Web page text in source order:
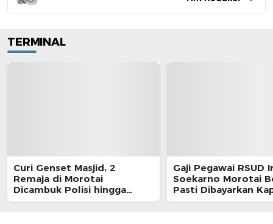
TERMINAL
Curi Genset Masjid, 2
Remaja di Morotai
Dicambuk Polisi hingga
Berdarah
Gaji Pegawai RSUD
Soekarno Morotai
Pasti Dibayarkan